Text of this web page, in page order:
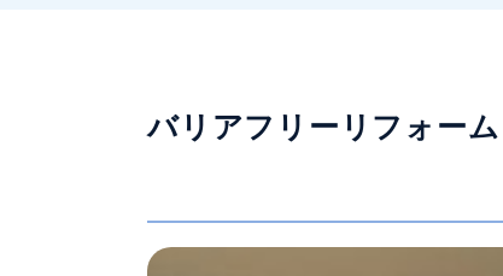
バリアフリーリフォー